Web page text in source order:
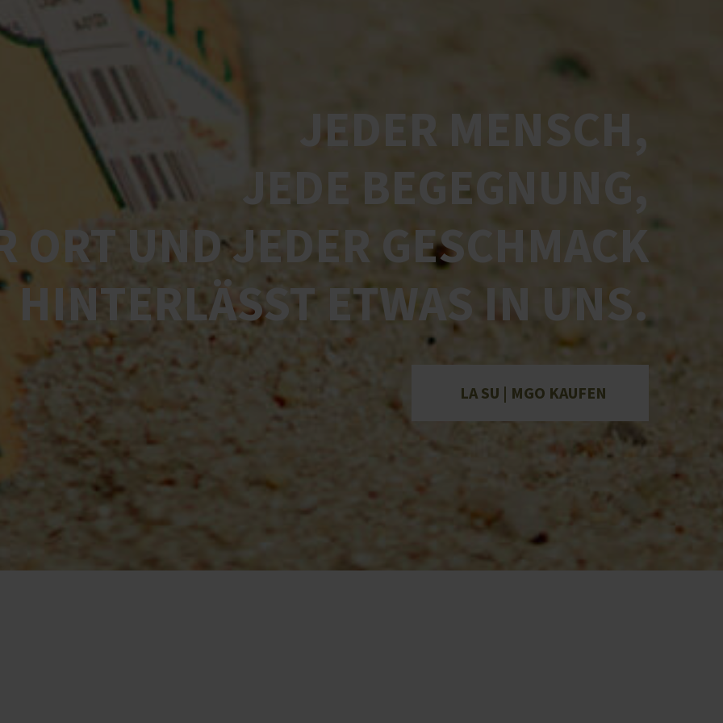
JEDER MENSCH,
JEDE BEGEGNUNG,
ORT UND JEDER GESCHMACK
HINTERLÄSST ETWAS IN UNS.
LA SU | MGO KAUFEN